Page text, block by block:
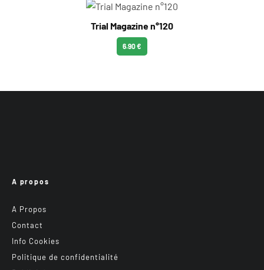
Trial Magazine n°120
6.90 €
A propos
A Propos
Contact
Info Cookies
Politique de confidentialité